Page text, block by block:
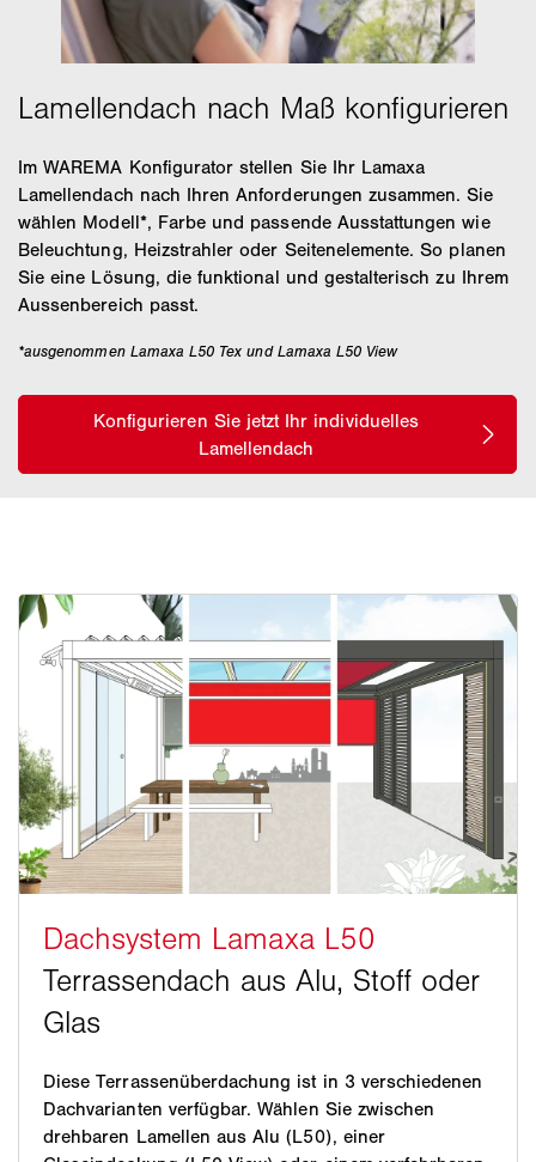
Im WAREMA Konfigurator stellen Sie Ihr Lamaxa
Lamellendach nach Ihren Anforderungen zusammen. Sie
wählen Modell*, Farbe und passende Ausstattungen wie
Beleuchtung, Heizstrahler oder Seitenelemente. So planen
Sie eine Lösung, die funktional und gestalterisch zu Ihrem
Aussenbereich passt.
*ausgenommen Lamaxa L50 Tex und Lamaxa L50 View
Diese Terrassenüberdachung ist in 3 verschiedenen
Dachvarianten verfügbar. Wählen Sie zwischen
drehbaren Lamellen aus Alu (L50), einer